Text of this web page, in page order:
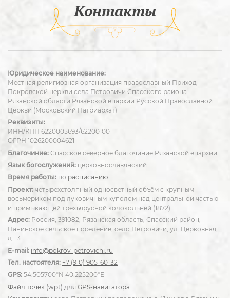
Контакты
Юридическое наименование:
Местная религиозная организация православный Приход
Покровской церкви села Петровичи Спасского района
Рязанской области Рязанской епархии Русской Православной
Церкви (Московский Патриархат)
Реквизиты:
ИНН/КПП 6220005693/622001001
ОГРН 1026200004621
Благочиние: Спасское северное благочиние Рязанской епархии
Язык богослужений: церковнославянский
Время работы: по расписанию
Проект: четырехстолпный односветный объём с крупным
восьмериком под луковичным куполом над центральной частью
и примыкающей трехъярусной колокольней (1872)
Адрес: Россия, 391082, Рязанская область, Спасский район,
Панинское сельское поселение, село Петровичи, ул. Церковная,
д. 13
E-mail: info@pokrov-petrovichi.ru
Тел. настоятеля: +7 (910) 905-60-32
GPS: 54.505700°N 40.225200°E
Файл точек (wpt) для GPS-навигатора